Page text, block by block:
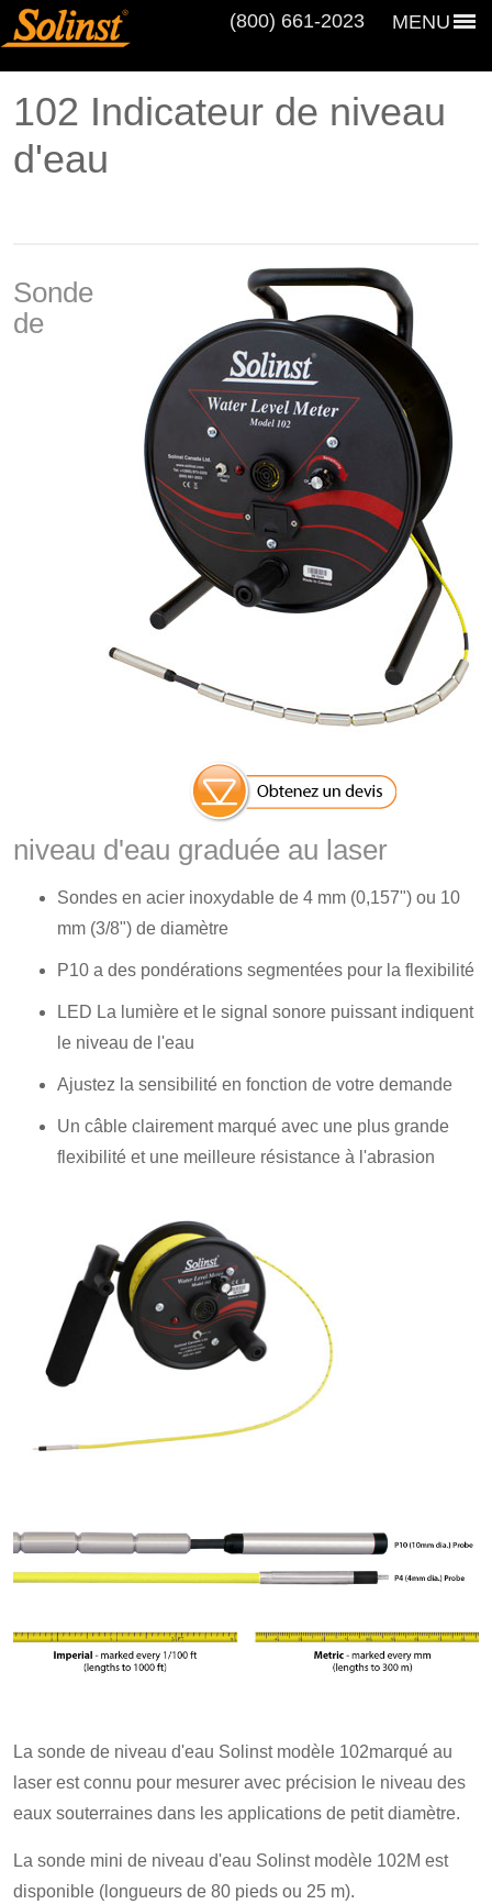
MENU
(800) 661‑2023
102 Indicateur de niveau
d'eau
Sonde
de
niveau d'eau graduée au laser
Sondes en acier inoxydable de 4 mm (0,157") ou 10
mm (3/8") de diamètre
P10 a des pondérations segmentées pour la flexibilité
LED La lumière et le signal sonore puissant indiquent
le niveau de l'eau
Ajustez la sensibilité en fonction de votre demande
Un câble clairement marqué avec une plus grande
flexibilité et une meilleure résistance à l'abrasion
La sonde de niveau d'eau Solinst modèle 102marqué au
laser est connu pour mesurer avec précision le niveau des
eaux souterraines dans les applications de petit diamètre.
La sonde mini de niveau d'eau Solinst modèle 102M est
disponible (longueurs de 80 pieds ou 25 m).